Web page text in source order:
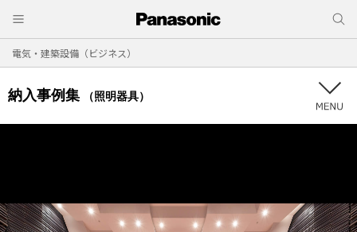
電気・建築設備（ビジネス）
納入事例集 （照明器具）